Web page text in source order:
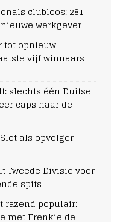
clubloos: 281
werkgever
tot opnieuw
vijf winnaars
slechts één Duitse
caps naar de
als opvolger
Tweede Divisie voor
spits
razend populair:
met Frenkie de